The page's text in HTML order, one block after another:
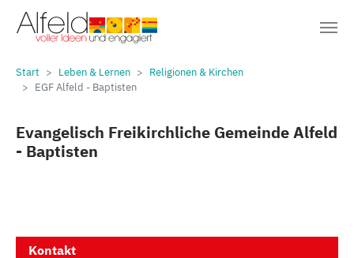
Zum Hauptinhalt springen
Start Leben & Lernen
Religionen & Kirchen
EGF Alfeld - Baptisten
Evangelisch Freikirchliche Gemeinde Alfeld
- Baptisten
Kontakt